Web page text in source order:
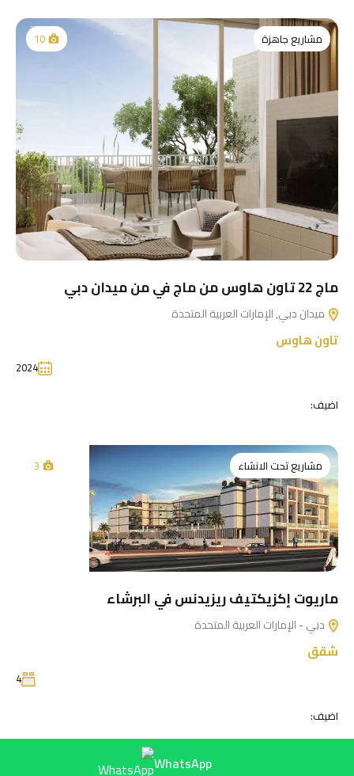
مشاريع جاهزة 10
ماج 22 تاون هاوس من ماج في من ميدان دبي
ميدان دبي, الإمارات العربية المتحدة
تاون هاوس
2024
اضيف:
مشاريع تحت الانشاء 3
ماريوت إكزيكتيف ريزيدنس في البرشاء
دبي - الإمارات العربية المتحدة
شقق
4
اضيف:
WhatsApp